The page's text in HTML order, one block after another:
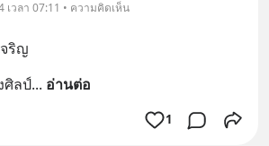
เวลา 07:11 • ความคิดเห็น
ริญ
ศิลป์... อ่านต่อ
1